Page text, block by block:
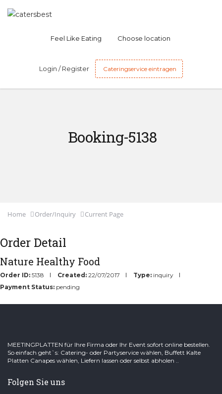
Feel Like Eating Choose location
Login / Register Cateringservice eintragen
Booking-5138
Home Order/Inquiry Current Page
Order Detail
Nature Healthy Food
Order ID: 5138 Created: 22/07/2017 Type: inquiry
Payment Status: pending
MEETINGPLATTEN für Ihre Firma oder Ihr Event sofort online bestellen.
So einfach geht`s: Catering- oder Partyservice wählen, Buffett Kalte
Platten Canapes wählen, Liefern lassen oder selbst abholen ..
Folgen Sie uns